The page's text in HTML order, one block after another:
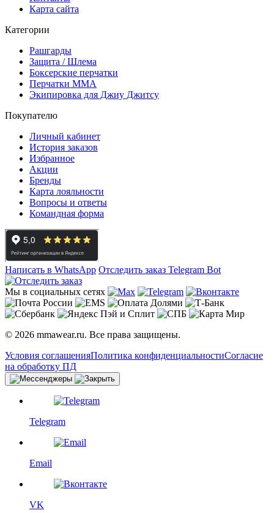
Карта сайта
Категории
Рашгарды
Защита / Шлема
Боксерские перчатки
Перчатки ММА
Экипировка для Джиу Джитсу
Покупателю
Личный кабинет
История заказов
Избранное
Акции
Бренды
Карта лояльности
Вопросы и ответы
Командная форма
Написать в WhatsApp Отследить заказ Telegram Bot
Мы в социальных сетях
© 2026 mmawear.ru. Все права защищены.
Условия соглашенияПолитика конфиденциальностиСогласие
на обработку ПД
Telegram
Email
VK